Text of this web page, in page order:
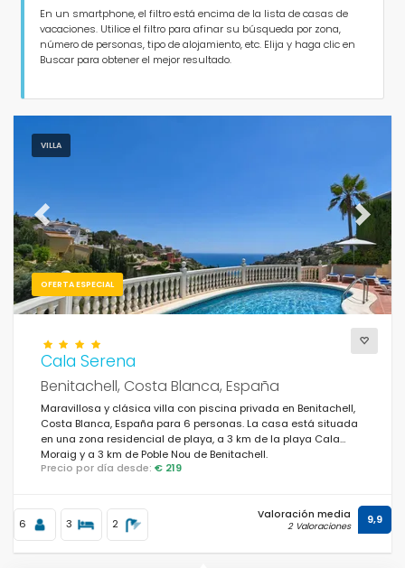
Personas
Dormitorios
Cuartos de baño
Servicios populares
Condiciones
Opciones
Distancias
En un smartphone, el filtro está encima de la lista de casas de
vacaciones. Utilice el filtro para afinar su búsqueda por zona,
número de personas, tipo de alojamiento, etc. Elija y haga clic en
Buscar para obtener el mejor resultado.
VILLA
OFERTA ESPECIAL
Previous Next
Cala Serena
Benitachell, Costa Blanca, España
Maravillosa y clásica villa con piscina privada en Benitachell,
Costa Blanca, España para 6 personas. La casa está situada
en una zona residencial de playa, a 3 km de la playa Cala
Moraig y a 3 km de Poble Nou de Benitachell.
Precio por día desde: € 219
6 3 2
Valoración media
2 Valoraciones 9,9